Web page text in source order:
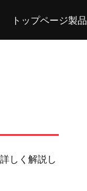
トップページ製品
しく解説し